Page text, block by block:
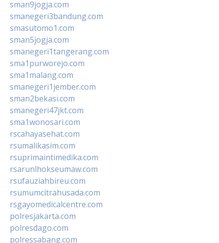
sman9jogja.com
smanegeri3bandung.com
smasutomo1.com
sman5jogja.com
smanegeri1tangerang.com
sma1purworejo.com
sma1malang.com
smanegeri1jember.com
sman2bekasi.com
smanegeri47jkt.com
sma1wonosari.com
rscahayasehat.com
rsumalikasim.com
rsuprimaintimedika.com
rsarunlhokseumaw.com
rsufauziahbireu.com
rsumumcitrahusada.com
rsgayomedicalcentre.com
polresjakarta.com
polresdago.com
polressabang.com